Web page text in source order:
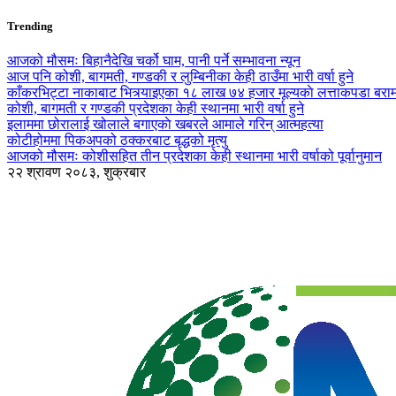
Trending
आजको मौसमः बिहानैदेखि चर्को घाम, पानी पर्ने सम्भावना न्यून
आज पनि कोशी, बागमती, गण्डकी र लुम्बिनीका केही ठाउँमा भारी वर्षा हुने
काँकरभिट्टा नाकाबाट भित्र्याइएका १८ लाख ७४ हजार मूल्यकाे लत्ताकपडा
कोशी, बागमती र गण्डकी प्रदेशका केही स्थानमा भारी वर्षा हुने
इलाममा छोरालाई खोलाले बगाएकाे खबरले आमाले गरिन् आत्महत्या
कोटीहोममा पिकअपको ठक्करबाट बृद्धको मृत्यु
आजको मौसमः कोशीसहित तीन प्रदेशका केही स्थानमा भारी वर्षाको पूर्वानुमान
२२ श्रावण २०८३, शुक्रबार